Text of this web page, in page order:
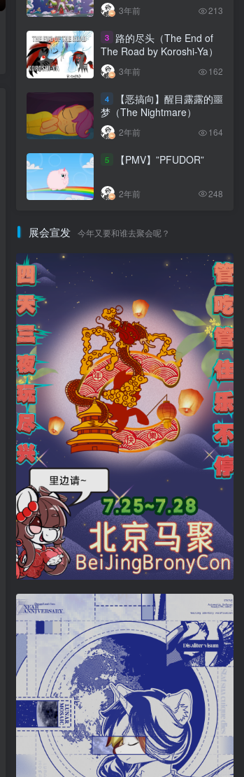
our hearts）
3年前 213
3
路的尽头（The End of
The Road by Koroshi-Ya）
3年前 162
4
【恶搞向】醒目露露的噩
梦（The Nightmare）
2年前 164
5 【PMV】”PFUDOR”
2年前 248
展会宣发 今年又要和谁去聚会呢？